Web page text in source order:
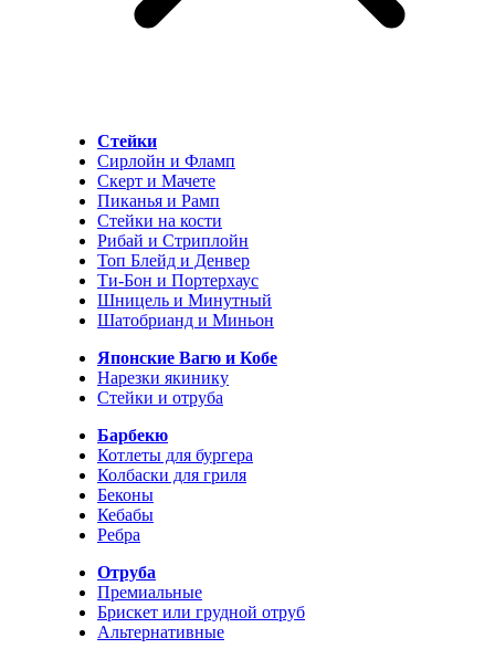
Стейки
Сирлойн и Фламп
Скерт и Мачете
Пиканья и Рамп
Стейки на кости
Рибай и Стриплойн
Топ Блейд и Денвер
Ти-Бон и Портерхаус
Шницель и Минутный
Шатобрианд и Миньон
Японские Вагю и Кобе
Нарезки якинику
Стейки и отруба
Барбекю
Котлеты для бургера
Колбаски для гриля
Беконы
Кебабы
Ребра
Отруба
Премиальные
Брискет или грудной отруб
Альтернативные